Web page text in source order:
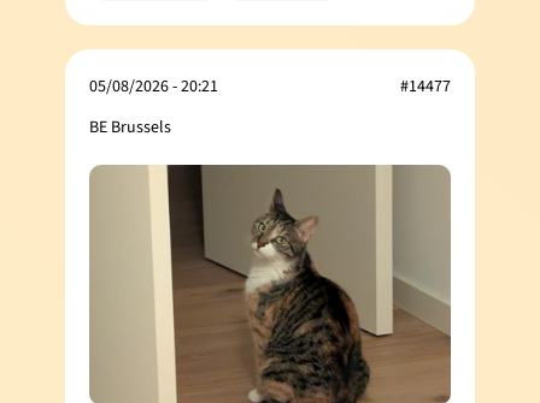
05/08/2026 - 20:21
BE Brussels
#14477